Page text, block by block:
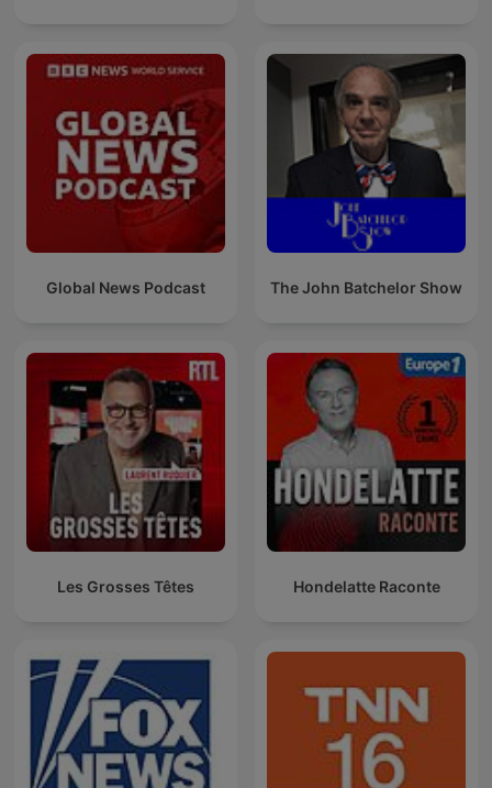
Global News Podcast The John Batchelor Show
Les Grosses Têtes Hondelatte Raconte